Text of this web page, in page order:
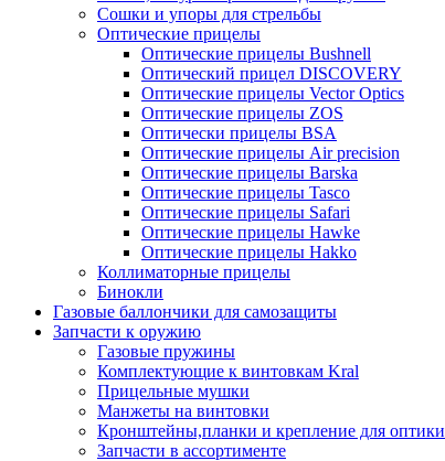
Сошки и упоры для стрельбы
Оптические прицелы
Оптические прицелы Bushnell
Оптический прицел DISCOVERY
Оптические прицелы Vector Optics
Оптические прицелы ZOS
Оптически прицелы BSA
Оптические прицелы Air precision
Оптические прицелы Barska
Оптические прицелы Tasco
Оптические прицелы Safari
Оптические прицелы Hawke
Оптические прицелы Hakko
Коллиматорные прицелы
Бинокли
Газовые баллончики для самозащиты
Запчасти к оружию
Газовые пружины
Комплектующие к винтовкам Kral
Прицельные мушки
Манжеты на винтовки
Кронштейны,планки и крепление для оптики
Запчасти в ассортименте